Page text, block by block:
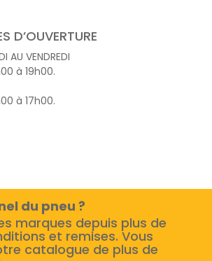
D’OUVERTURE
AU VENDREDI
à 19h00.
à 17h00.
du pneu ?
marques depuis plus de
et remises. Vous
catalogue de plus de